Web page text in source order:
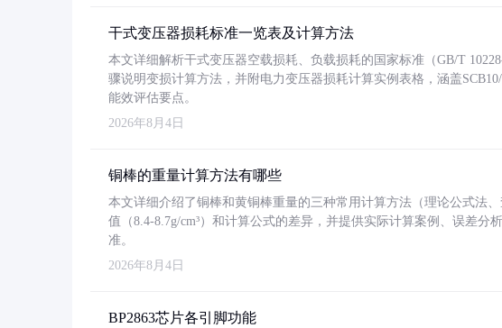
干式变压器损耗标准一览表及计算方法
本文详细解析干式变压器空载损耗、负载损耗的国家标准（GB/T
骤说明变损计算方法，并附电力变压器损耗计算实例表格，涵盖
能效评估要点。
2026年8月4日
铜棒的重量计算方法有哪些
本文详细介绍了铜棒和黄铜棒重量的三种常用计算方法（理论公式法
值（8.4-8.7g/cm³）和计算公式的差异，并提供实际计算案例、误差分
准。
2026年8月4日
BP2863芯片各引脚功能